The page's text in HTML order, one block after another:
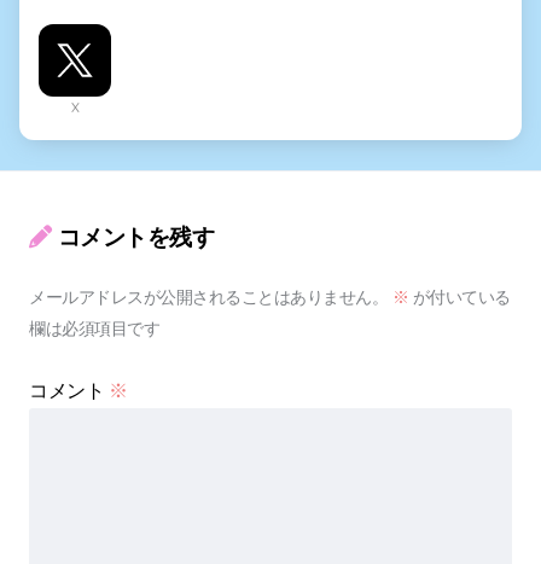
X
コメントを残す
メールアドレスが公開されることはありません。 ※ が付いている
欄は必須項目です
コメント ※